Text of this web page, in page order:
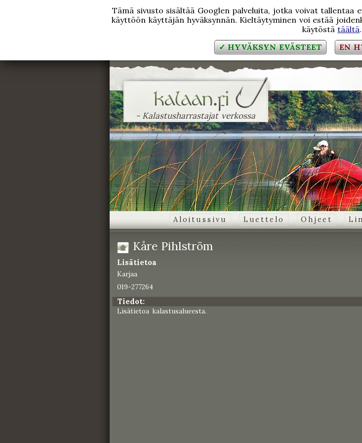
Tämä sivusto sisältää Googlen palveluita, jotka voivat tallentaa
käyttöön käyttäjän hyväksynnän. Kieltäytyminen voi estää
käytöstätäältä.
✓ HYVÄKSYN EVÄSTEET
EN
- Kalastusharrastajat verkossa
Aloitussivu Luettelo Ohjeet
Kåre Pihlström
Lisätietoa
Karjaa
019-277264
Tiedot:
Lisätietoa kalastusalueesta.